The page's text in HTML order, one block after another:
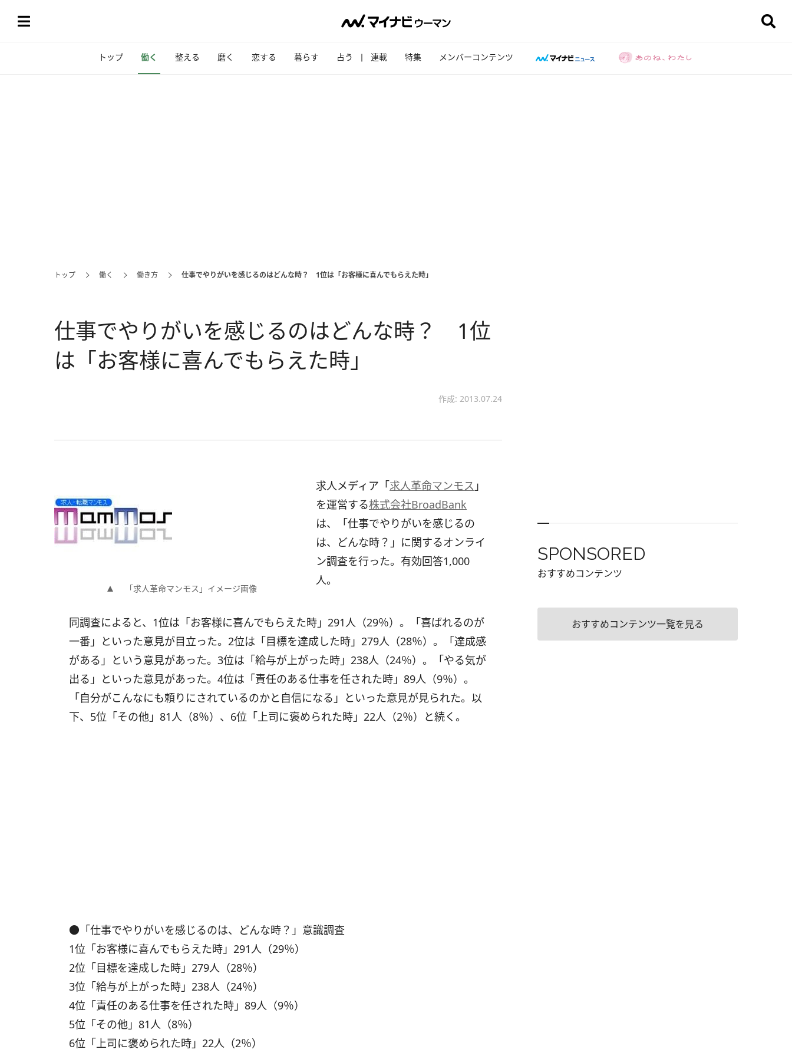
トップ 働く 整える 磨く 恋する 暮らす 占う 連載 特集 メンバーコンテンツ
トップ 働く 働き方 仕事でやりがいを感じるのはどんな時？ 1位は「お客様に喜んでもらえた時」
仕事でやりがいを感じるのはどんな時？ 1位
は「お客様に喜んでもらえた時」
作成: 2013.07.24
「求人革命マンモス」イメージ画像
求人メディア「求人革命マンモス 」
を運営する株式会社BroadBank
は、「仕事でやりがいを感じるの
は、どんな時？」に関するオンライ
ン調査を行った。有効回答1,000
人。
同調査によると、1位は「お客様に喜んでもらえた時」291人（29％）。「喜ばれるのが
一番」といった意見が目立った。2位は「目標を達成した時」279人（28％）。「達成感
がある」という意見があった。3位は「給与が上がった時」238人（24％）。「やる気が
出る」といった意見があった。4位は「責任のある仕事を任された時」89人（9％）。
「自分がこんなにも頼りにされているのかと自信になる」といった意見が見られた。以
下、5位「その他」81人（8％）、6位「上司に褒められた時」22人（2％）と続く。
●「仕事でやりがいを感じるのは、どんな時？」意識調査
1位「お客様に喜んでもらえた時」291人（29％）
2位「目標を達成した時」279人（28％）
3位「給与が上がった時」238人（24％）
4位「責任のある仕事を任された時」89人（9％）
5位「その他」81人（8％）
6位「上司に褒められた時」22人（2％）
SPONSORED
おすすめコンテンツ
おすすめコンテンツ一覧を見る